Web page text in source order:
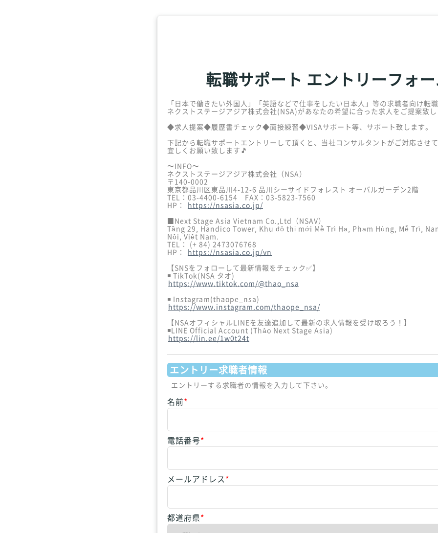
転職サポート エントリーフォ
「日本で働きたい外国人」「英語などで仕事をしたい日本人」等の求職者向け転
ネクストステージアジア株式会社(NSA)があなたの希望に合った求人をご提案致
◆求人提案◆履歴書チェック◆面接練習◆VISAサポート等、サポート致します。
下記から転職サポートエントリーして頂くと、当社コンサルタントがご対応させて
宜しくお願い致します🎵
〜INFO〜
ネクストステージアジア株式会社（NSA）
〒140-0002
東京都品川区東品川4-12-6 品川シーサイドフォレスト オーバルガーデン2階
TEL：03-4400-6154 FAX：03-5823-7560
HP：
https://nsasia.co.jp/
■Next Stage Asia Vietnam Co.,Ltd（NSAV）
Tầng 29, Handico Tower, Khu độ thị mới Mễ Trì Hạ, Phạm Hùng, Mễ Trì,
Nội, Việt Nam.
TEL： (+ 84) 2473076768
HP：
https://nsasia.co.jp/vn
【SNSをフォローして最新情報をチェック✅】
https://www.tiktok.com/@thao_nsa
https://www.instagram.com/thaope_nsa/
【NSAオフィシャルLINEを友達追加して最新の求人情報を受け取ろう！】
https://lin.ee/1w0t24t
エントリー求職者情報
エントリーする求職者の情報を入力して下さい。
名前*
電話番号*
メールアドレス*
都道府県*